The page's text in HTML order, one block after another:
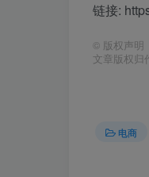
链接:
© 版权声明
文章版权归
电商